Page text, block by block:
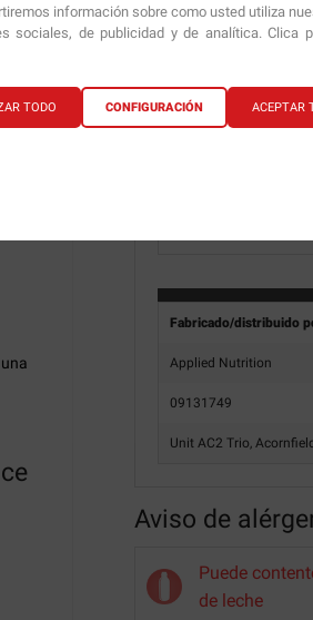
información sobre como usted utiliza
sociales, de publicidad y de analítica. Clica
ACEPTAR
TODO CONFIGURACIÓN
la
Modo de empleo:
60 minutos durante el
Conservación:
Alérgenos:Puede
Los
una dieta equilibrada
amamantando.
Fabricado/distribuido
Applied Nutrition
09131749
Unit AC2 Trio,
Aviso de
Puede
de leche